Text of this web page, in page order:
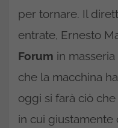
per tornare. Il
entrate, Ernesto
Forum in
che la macchina
oggi si farà ciò
in cui